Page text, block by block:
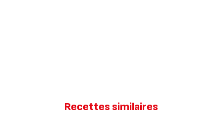
Recettes similaires